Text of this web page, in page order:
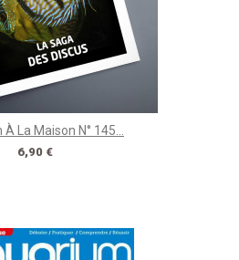
La Maison N° 145...
Prix
6,90 €